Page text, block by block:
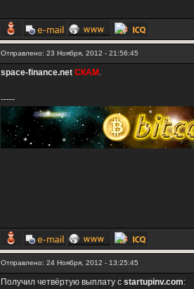
Отправлено: 23 Ноября, 2012 - 21:56:45
space-finance.net СКАМ .
-----
Отправлено: 24 Ноября, 2012 - 13:25:45
Получил четвёртую выплату с startupinv.com: